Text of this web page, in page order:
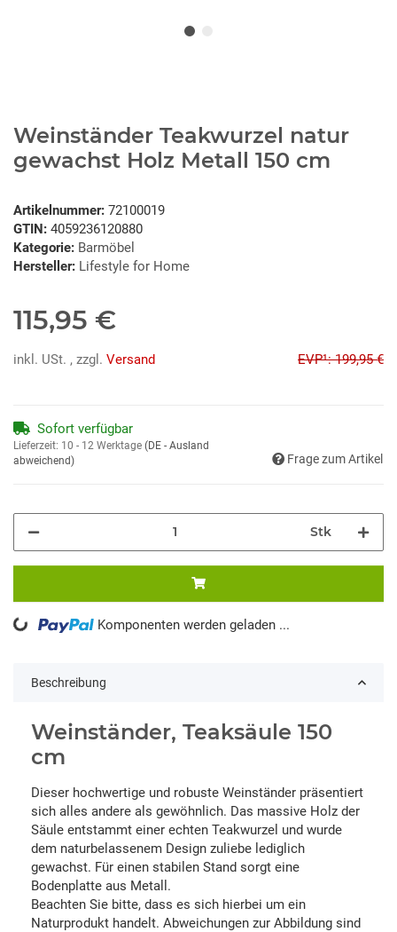
Weinständer Teakwurzel natur
gewachst Holz Metall 150 cm
Artikelnummer: 72100019
GTIN: 4059236120880
Kategorie: Barmöbel
Hersteller: Lifestyle for Home
115,95 €
inkl. USt. , zzgl. Versand EVP¹: 199,95 €
Sofort verfügbar
Lieferzeit: 10 - 12 Werktage (DE - Ausland
abweichend)
Frage zum Artikel
Stk
Loading... Komponenten werden geladen ...
Beschreibung
Weinständer, Teaksäule 150
cm
Dieser hochwertige und robuste Weinständer präsentiert
sich alles andere als gewöhnlich. Das massive Holz der
Säule entstammt einer echten Teakwurzel und wurde
dem naturbelassenem Design zuliebe lediglich
gewachst. Für einen stabilen Stand sorgt eine
Bodenplatte aus Metall.
Beachten Sie bitte, dass es sich hierbei um ein
Naturprodukt handelt. Abweichungen zur Abbildung sind